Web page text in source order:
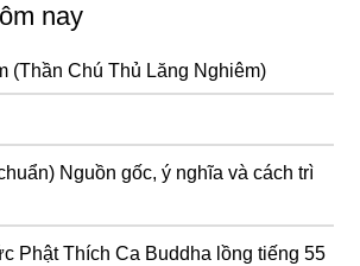
nay
(Thần Chú Thủ Lăng Nghiêm)
Nguồn gốc, ý nghĩa và cách trì
Phật Thích Ca Buddha lồng tiếng 55